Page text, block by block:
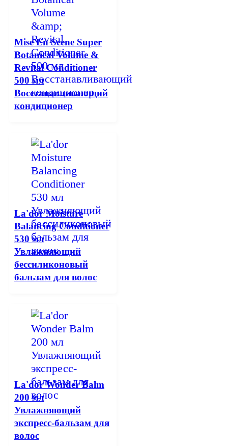
Mise En Scene Super
Botanical Volume &
Revital Conditioner
500 мл
Восстанавливающий
кондиционер
La'dor Moisture
Balancing Conditioner
530 мл
Увлажняющий
бессиликоновый
бальзам для волос
La'dor Wonder Balm
200 мл
Увлажняющий
экспресс-бальзам для
волос